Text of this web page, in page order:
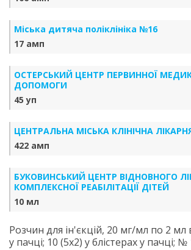
Міська дитяча поліклініка №16
17 амп
ОСТЕРСЬКИЙ ЦЕНТР ПЕРВИННОЇ
ДОПОМОГИ
45 уп
ЦЕНТРАЛЬНА МІСЬКА КЛІНІЧНА
422 амп
БУКОВИНСЬКИЙ ЦЕНТР ВІДНОВНОГО
КОМПЛЕКСНОЇ РЕАБІЛІТАЦІЇ ДІТЕЙ
10 мл
Розчин для ін'єкцій, 20 мг/мл по 2
у пачці; 10 (5х2) у блістерах у пачці;